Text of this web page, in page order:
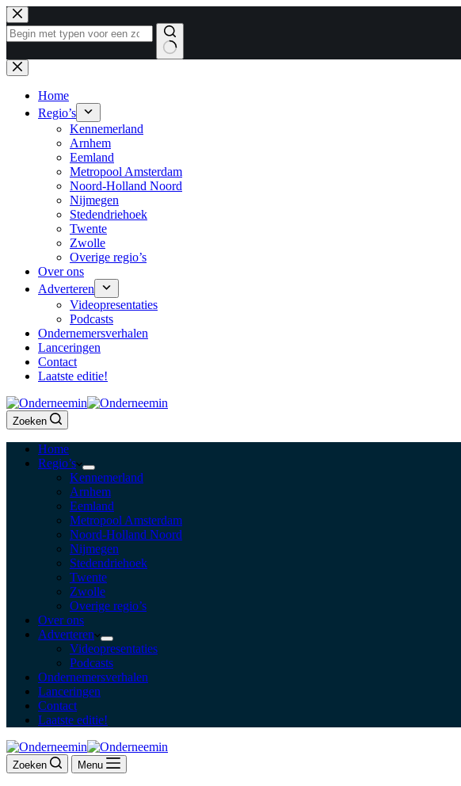
Ga
naar
de
Geen
resultaten
Home
Regio’s
Kennemerland
Arnhem
Eemland
Metropool Amsterdam
Noord-Holland Noord
Nijmegen
Stedendriehoek
Twente
Zwolle
Overige regio’s
Over ons
Adverteren
Videopresentaties
Podcasts
Ondernemersverhalen
Lanceringen
Contact
Laatste editie!
Zoeken
Home
Regio’s
Kennemerland
Arnhem
Eemland
Metropool Amsterdam
Noord-Holland Noord
Nijmegen
Stedendriehoek
Twente
Zwolle
Overige regio’s
Over ons
Adverteren
Videopresentaties
Podcasts
Ondernemersverhalen
Lanceringen
Contact
Laatste editie!
Zoeken Menu